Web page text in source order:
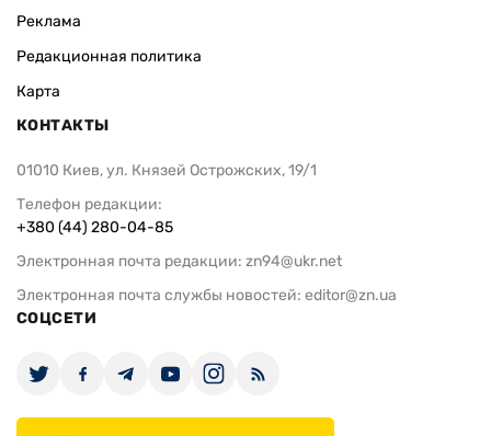
Реклама
Редакционная политика
Карта
КОНТАКТЫ
01010 Киев, ул. Князей Острожских, 19/1
Телефон редакции:
+380 (44) 280-04-85
Электронная почта редакции: zn94@ukr.net
Электронная почта службы новостей: editor@zn.ua
СОЦСЕТИ